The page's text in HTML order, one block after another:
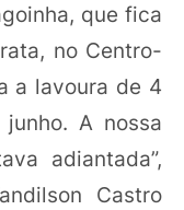
que fica
no Centro-
a lavoura de 4
A nossa
adiantada”,
Castro